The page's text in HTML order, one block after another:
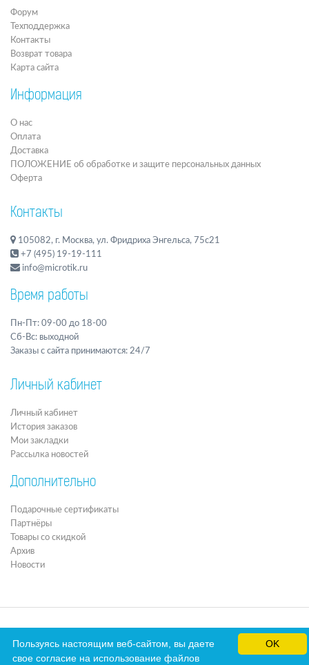
Форум
Техподдержка
Контакты
Возврат товара
Карта сайта
Информация
О нас
Оплата
Доставка
ПОЛОЖЕНИЕ об обработке и защите персональных данных
Оферта
Контакты
105082, г. Москва, ул. Фридриха Энгельса, 75с21
+7 (495) 19-19-111
info@microtik.ru
Время работы
Пн-Пт: 09-00 до 18-00
Сб-Вс: выходной
Заказы с сайта принимаются: 24/7
Личный кабинет
Личный кабинет
История заказов
Мои закладки
Рассылка новостей
Дополнительно
Подарочные сертификаты
Партнёры
Товары со скидкой
Архив
Новости
OK
Пользуясь настоящим веб-сайтом, вы даете
свое согласие на использование файлов